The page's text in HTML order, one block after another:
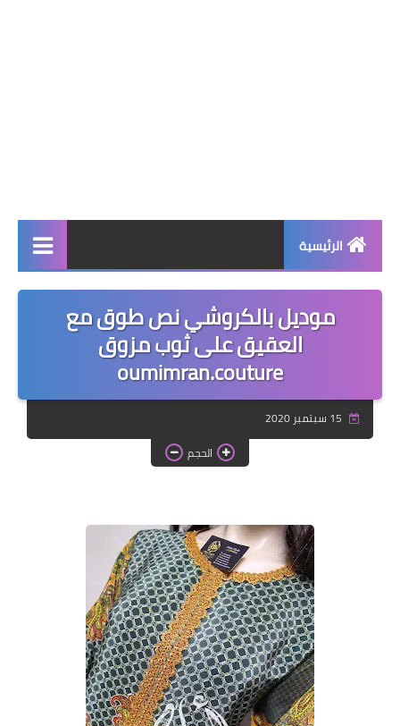
الرئيسية
صحة وجمال
نصائح ومعلومات
الخياطة التقليدية
دروس الراندة للمبتدئات
اللباس التقليدي
موديل بالكروشي نص طوق مع
العقيق على ثوب مزوق
oumimran.couture
الحجم